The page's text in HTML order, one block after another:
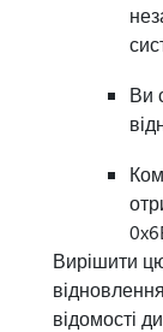
Ви
Вирішити
відомості